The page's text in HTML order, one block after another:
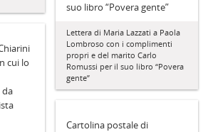
suo libro “Povera gente”
Lettera di Maria Lazzati a Paola
Lombroso con i complimenti
propri e del marito Carlo
Romussi per il suo libro “Povera
gente”
cui lo
Cartolina postale di